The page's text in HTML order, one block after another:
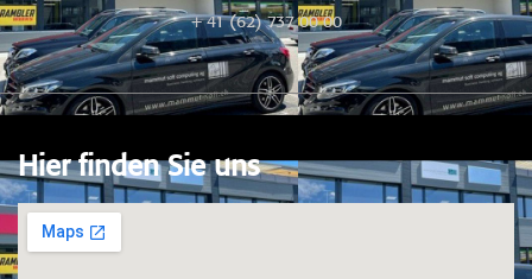
+ 41 (62) 737 00 00
Hier finden Sie uns